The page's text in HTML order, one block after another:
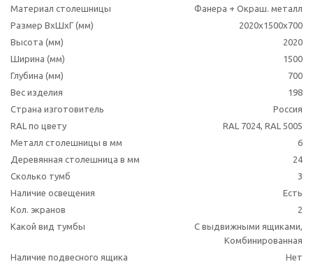
Материал столешницы
Фанера + Окраш. металл
Размер ВхШхГ (мм)
2020x1500x700
Высота (мм)
2020
Ширина (мм)
1500
Глубина (мм)
700
Вес изделия
198
Страна изготовитель
Россия
RAL по цвету
RAL 7024, RAL 5005
Металл столешницы в мм
6
Деревянная столешница в мм
24
Сколько тумб
3
Наличие освещения
Есть
Кол. экранов
2
Какой вид тумбы
С выдвижными ящиками,
Комбинированная
Наличие подвесного ящика
Нет